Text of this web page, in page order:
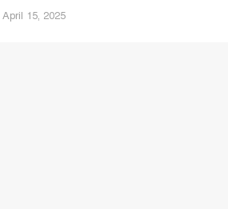
April 15, 2025